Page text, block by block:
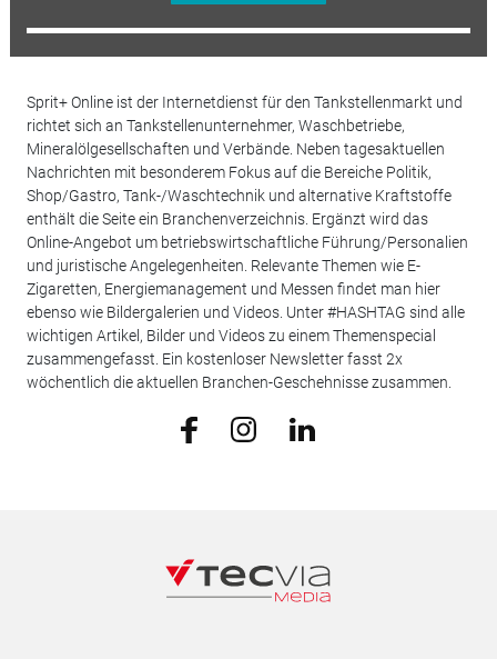
Sprit+ Online ist der Internetdienst für den Tankstellenmarkt und
richtet sich an Tankstellenunternehmer, Waschbetriebe,
Mineralölgesellschaften und Verbände. Neben tagesaktuellen
Nachrichten mit besonderem Fokus auf die Bereiche Politik,
Shop/Gastro, Tank-/Waschtechnik und alternative Kraftstoffe
enthält die Seite ein Branchenverzeichnis. Ergänzt wird das
Online-Angebot um betriebswirtschaftliche Führung/Personalien
und juristische Angelegenheiten. Relevante Themen wie E-
Zigaretten, Energiemanagement und Messen findet man hier
ebenso wie Bildergalerien und Videos. Unter #HASHTAG sind alle
wichtigen Artikel, Bilder und Videos zu einem Themenspecial
zusammengefasst. Ein kostenloser Newsletter fasst 2x
wöchentlich die aktuellen Branchen-Geschehnisse zusammen.